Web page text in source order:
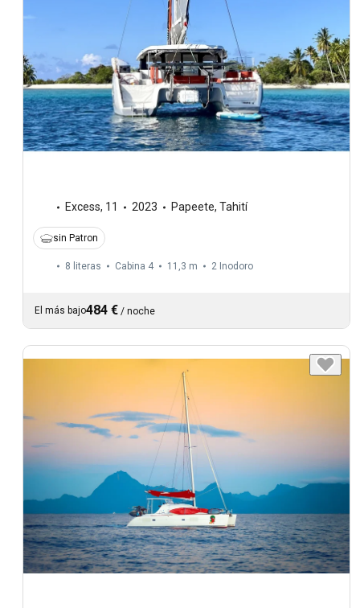
Excess, 11 2023 Papeete, Tahití
sin Patron
8 literas Cabina 4 11,3 m 2 Inodoro
El más bajo484 € / noche